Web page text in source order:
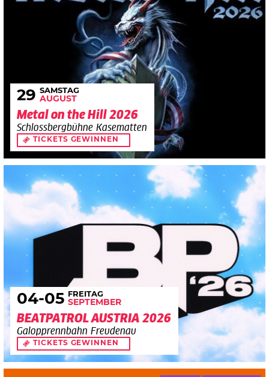
29 SAMSTAG
AUGUST
Metal on the Hill 2026
Schlossbergbühne Kasematten
TICKETS GEWINNEN
04-05 FREITAG
SEPTEMBER
BEATPATROL AUSTRIA 2026
Galopprennbahn Freudenau
TICKETS GEWINNEN